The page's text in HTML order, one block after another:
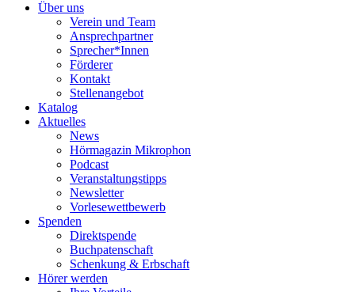
Über uns
Verein und Team
Ansprechpartner
Sprecher*Innen
Förderer
Kontakt
Stellenangebot
Katalog
Aktuelles
News
Hörmagazin Mikrophon
Podcast
Veranstaltungstipps
Newsletter
Vorlesewettbewerb
Spenden
Direktspende
Buchpatenschaft
Schenkung & Erbschaft
Hörer werden